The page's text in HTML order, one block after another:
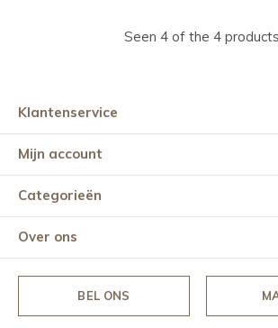
Seen 4 of the 4 products
Klantenservice
Mijn account
Categorieën
Over ons
BEL ONS